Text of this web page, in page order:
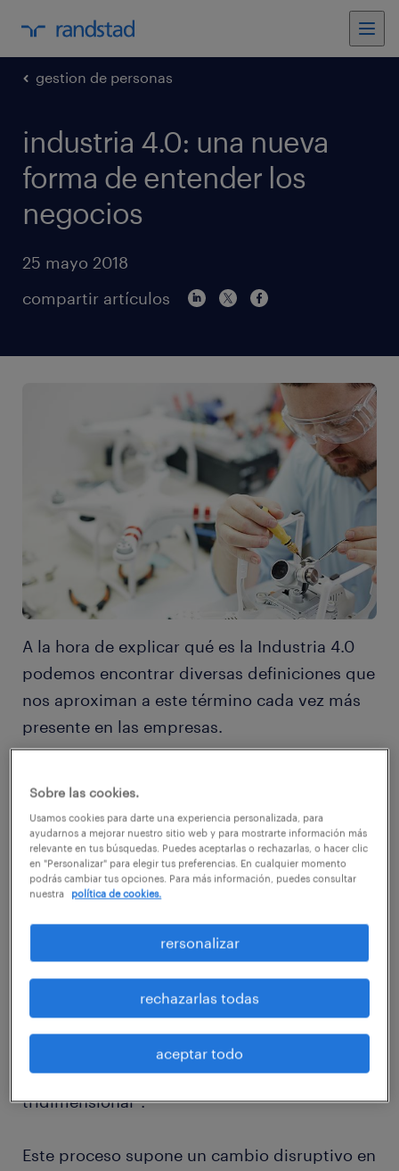
gestion de personas
industria 4.0: una nueva
forma de entender los
negocios
25 mayo 2018
compartir artículos
A la hora de explicar qué es la Industria 4.0
podemos encontrar diversas definiciones que
nos aproximan a este término cada vez más
presente en las empresas.
industrial. Según McKinsey&Company, esto
es debido al impulso de cuatro factores: “el
asombroso aumento en los volúmenes de
conectividad; la aparición de capacidades
analíticas y de inteligencia empresarial;
nuevas formas de interacción hombre-
máquina; y mejoras en la transferencia de
instrucciones digitales al mundo físico, como
la robótica avanzada y la impresión
tridimensional”.
Este proceso supone un cambio disruptivo en
Sobre las cookies.
Usamos cookies para darte una experiencia personalizada, para
ayudarnos a mejorar nuestro sitio web y para mostrarte información más
relevante en tus búsquedas. Puedes aceptarlas o rechazarlas, o hacer clic
en "Personalizar" para elegir tus preferencias. En cualquier momento
podrás cambiar tus opciones. Para más información, puedes consultar
nuestra
política de cookies.
rersonalizar
rechazarlas todas
aceptar todo